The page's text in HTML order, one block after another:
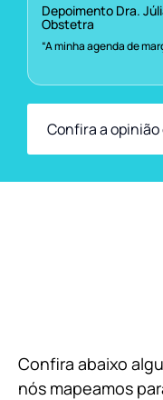
Depoimento Dra.
Obstetra
“A minha agenda de
Confira a opinião
Confira abaixo
nós mapeamos